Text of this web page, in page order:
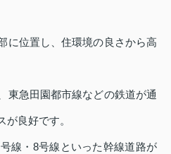
に位置し、住環境の良さから高
東急田園都市線などの鉄道が通
が良好です。
線・8号線といった幹線道路が